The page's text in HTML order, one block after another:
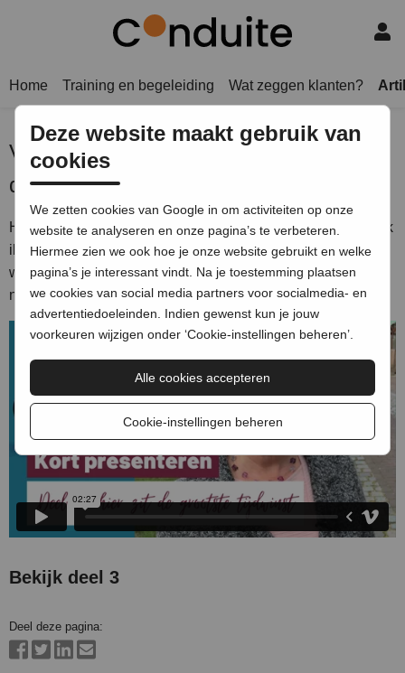
Home Training en begeleiding Wat zeggen klanten?
Videoserie: Kort Presenteren - waar je
de grootste tijdwinst boekt
Het antwoord dat niemand wil horen op de vraag ’Hoe maak
ik een korte presentatie?’ is ’Door je voor te bereiden.’ Het
wordt gezien als een tijdvreter. En tijd, dat hebben we nou
net niet. Denken we.
Bekijk deel 3
Deel deze pagina:
Deze website maakt gebruik van
cookies
We zetten cookies van Google in om activiteiten op onze
website te analyseren en onze pagina’s te verbeteren.
Hiermee zien we ook hoe je onze website gebruikt en welke
pagina’s je interessant vindt. Na je toestemming plaatsen
we cookies van social media partners voor socialmedia- en
advertentiedoeleinden. Indien gewenst kun je jouw
voorkeuren wijzigen onder ‘Cookie-instellingen beheren’.
Alle cookies accepteren
Cookie-instellingen beheren